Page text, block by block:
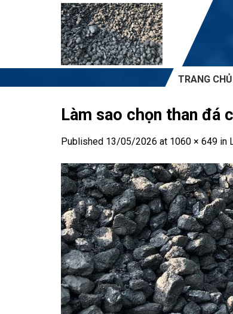
TRANG CHỦ
Làm sao chọn than đá
Published 13/05/2026 at 1060 × 649 in